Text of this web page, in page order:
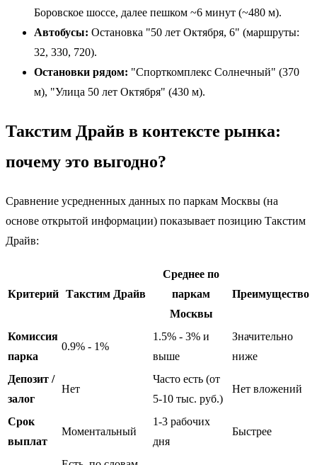
Боровское шоссе, далее пешком ~6 минут (~480 м).
Автобусы: Остановка "50 лет Октября, 6" (маршруты:
32, 330, 720).
Остановки рядом: "Спорткомплекс Солнечный" (370
м), "Улица 50 лет Октября" (430 м).
Такстим Драйв в контексте рынка:
почему это выгодно?
Сравнение усредненных данных по паркам Москвы (на
основе открытой информации) показывает позицию Такстим
Драйв:
Критерий Такстим Драйв
Среднее по
паркам
Москвы
Преимущество
Комиссия
парка
0.9% - 1%
1.5% - 3% и
выше
Значительно
ниже
Депозит /
залог
Нет
Часто есть (от
5-10 тыс. руб.)
Нет вложений
Срок
выплат
Моментальный
1-3 рабочих
дня
Быстрее